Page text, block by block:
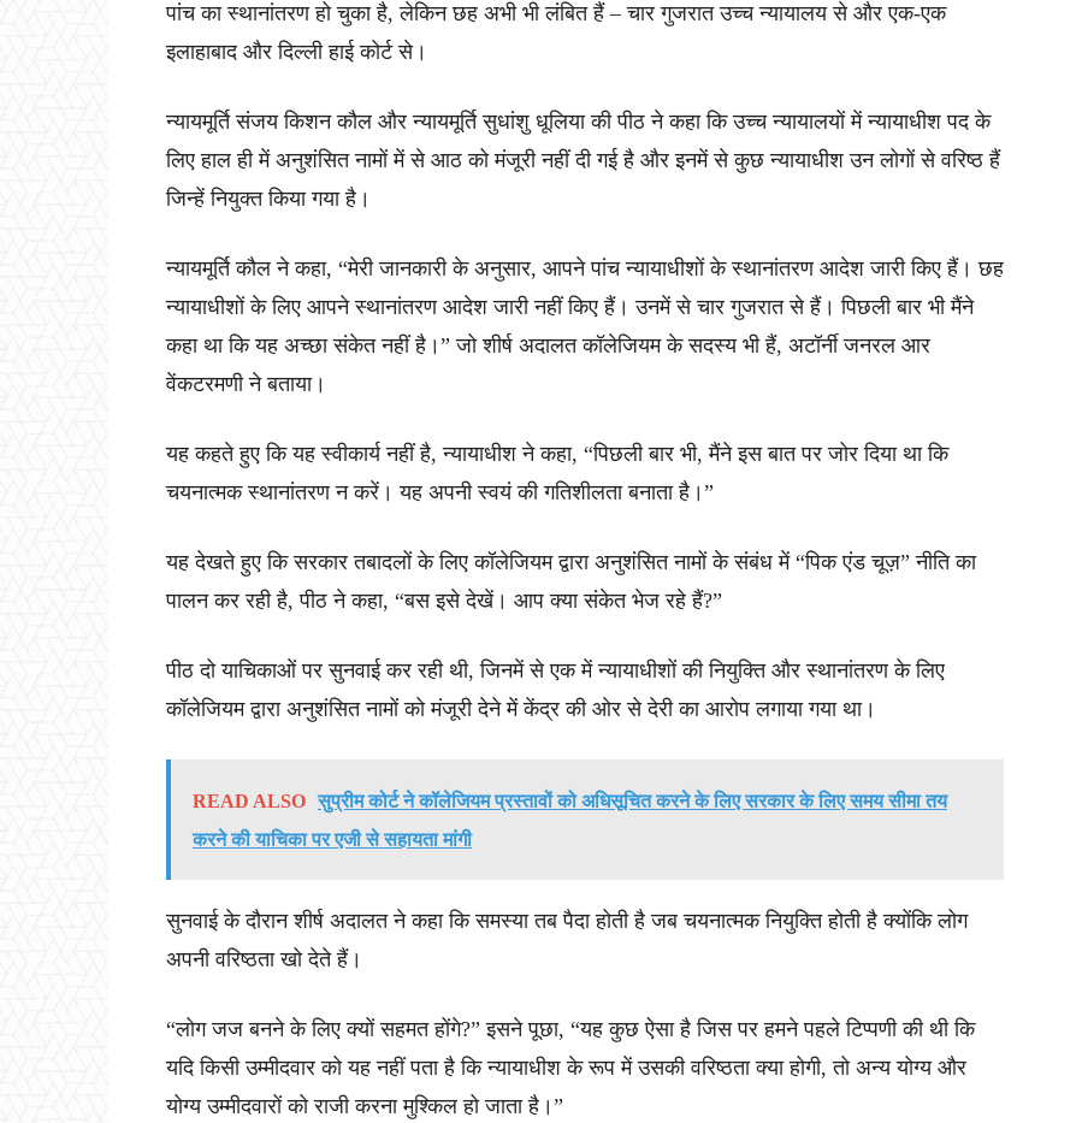
पांच का स्थानांतरण हो चुका है, लेकिन छह अभी भी लंबित हैं – चार गुजरात उच्च न्यायालय से और एक-एक
इलाहाबाद और दिल्ली हाई कोर्ट से।
न्यायमूर्ति संजय किशन कौल और न्यायमूर्ति सुधांशु धूलिया की पीठ ने कहा कि उच्च न्यायालयों में न्यायाधीश पद के
लिए हाल ही में अनुशंसित नामों में से आठ को मंजूरी नहीं दी गई है और इनमें से कुछ न्यायाधीश उन लोगों से वरिष्ठ हैं
जिन्हें नियुक्त किया गया है।
न्यायमूर्ति कौल ने कहा, “मेरी जानकारी के अनुसार, आपने पांच न्यायाधीशों के स्थानांतरण आदेश जारी किए हैं। छह
न्यायाधीशों के लिए आपने स्थानांतरण आदेश जारी नहीं किए हैं। उनमें से चार गुजरात से हैं। पिछली बार भी मैंने
कहा था कि यह अच्छा संकेत नहीं है।” जो शीर्ष अदालत कॉलेजियम के सदस्य भी हैं, अटॉर्नी जनरल आर
वेंकटरमणी ने बताया।
यह कहते हुए कि यह स्वीकार्य नहीं है, न्यायाधीश ने कहा, “पिछली बार भी, मैंने इस बात पर जोर दिया था कि
चयनात्मक स्थानांतरण न करें। यह अपनी स्वयं की गतिशीलता बनाता है।”
यह देखते हुए कि सरकार तबादलों के लिए कॉलेजियम द्वारा अनुशंसित नामों के संबंध में “पिक एंड चूज़” नीति का
पालन कर रही है, पीठ ने कहा, “बस इसे देखें। आप क्या संकेत भेज रहे हैं?”
पीठ दो याचिकाओं पर सुनवाई कर रही थी, जिनमें से एक में न्यायाधीशों की नियुक्ति और स्थानांतरण के लिए
कॉलेजियम द्वारा अनुशंसित नामों को मंजूरी देने में केंद्र की ओर से देरी का आरोप लगाया गया था।
READ ALSO सुप्रीम कोर्ट ने कॉलेजियम प्रस्तावों को अधिसूचित करने के लिए सरकार के लिए समय सीमा तय
करने की याचिका पर एजी से सहायता मांगी
सुनवाई के दौरान शीर्ष अदालत ने कहा कि समस्या तब पैदा होती है जब चयनात्मक नियुक्ति होती है क्योंकि लोग
अपनी वरिष्ठता खो देते हैं।
“लोग जज बनने के लिए क्यों सहमत होंगे?” इसने पूछा, “यह कुछ ऐसा है जिस पर हमने पहले टिप्पणी की थी कि
यदि किसी उम्मीदवार को यह नहीं पता है कि न्यायाधीश के रूप में उसकी वरिष्ठता क्या होगी, तो अन्य योग्य और
योग्य उम्मीदवारों को राजी करना मुश्किल हो जाता है।”